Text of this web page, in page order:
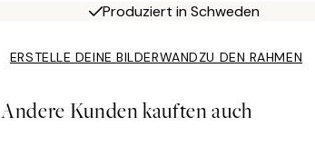
Produziert in Schweden
ERSTELLE DEINE BILDERWANDZU DEN RAHMEN
Andere Kunden kauften auch